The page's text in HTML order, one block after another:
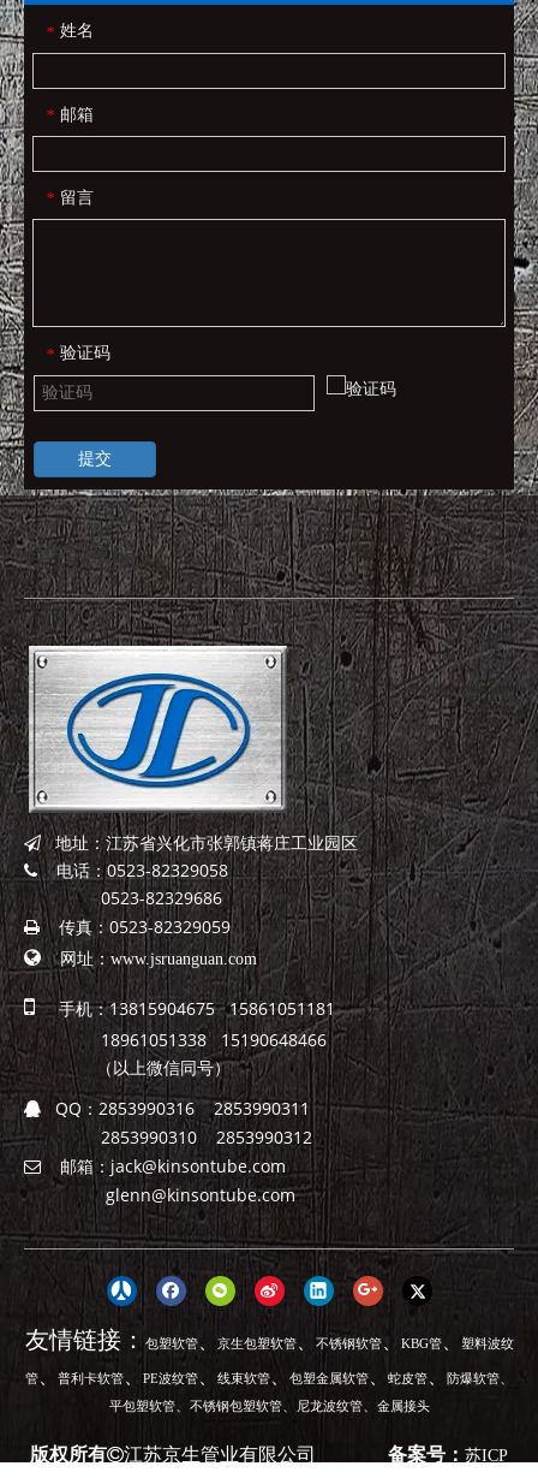
* 姓名
* 邮箱
* 留言
* 验证码
提交
快速导航
地址：江苏省兴化市张郭镇蒋庄工业园区
电话：0523-82329058
0523-82329686
 传真：0523-82329059
 网址：www.jsruanguan.com

手机：13815904675 15861051181
18961051338 15190648466
（以上微信同号）
 QQ：2853990316 2853990311
2853990310 2853990312
 邮箱： jack@kinsontube.com
glenn@kinsontube.com
友情链接： 包塑软管、 京生包塑软管、 不锈钢软管、 KBG管、 塑料波纹
管、 普利卡软管、 PE波纹管、 线束软管、 包塑金属软管、 蛇皮管、 防爆软管、
平包塑软管、 不锈钢包塑软管、 尼龙波纹管、 金属接头
版权所有江苏京生管业有限公司 备案号： 苏ICP